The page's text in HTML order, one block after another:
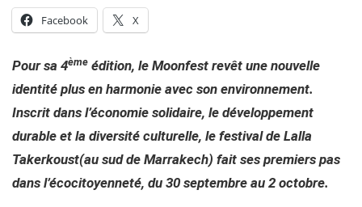
Facebook X
Pour sa 4ème édition, le Moonfest revêt une nouvelle
identité plus en harmonie avec son environnement.
Inscrit dans l’économie solidaire, le développement
durable et la diversité culturelle, le festival de Lalla
Takerkoust(au sud de Marrakech) fait ses premiers pas
dans l’écocitoyenneté, du 30 septembre au 2 octobre.